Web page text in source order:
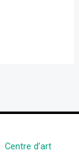
Centre d’art